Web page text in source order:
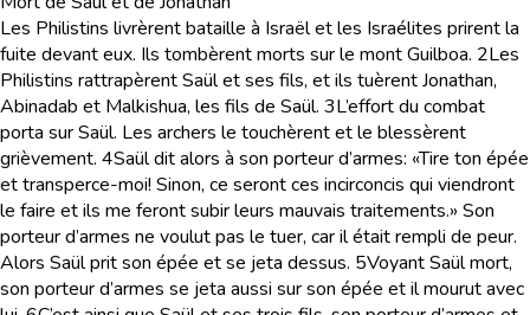
Les Philistins livrèrent bataille à Israël et les Israélites prirent la
fuite devant eux. Ils tombèrent morts sur le mont Guilboa. 2Les
Philistins rattrapèrent Saül et ses fils, et ils tuèrent Jonathan,
Abinadab et Malkishua, les fils de Saül. 3L’effort du combat
porta sur Saül. Les archers le touchèrent et le blessèrent
grièvement. 4Saül dit alors à son porteur d’armes: «Tire ton épée
et transperce-moi! Sinon, ce seront ces incirconcis qui viendront
le faire et ils me feront subir leurs mauvais traitements.» Son
porteur d’armes ne voulut pas le tuer, car il était rempli de peur.
Alors Saül prit son épée et se jeta dessus. 5Voyant Saül mort,
son porteur d’armes se jeta aussi sur son épée et il mourut avec